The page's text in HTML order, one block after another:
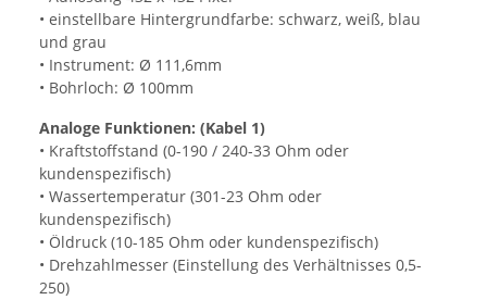
• einstellbare Hintergrundfarbe: schwarz, weiß, blau
und grau
• Instrument: Ø 111,6mm
• Bohrloch: Ø 100mm
Analoge Funktionen: (Kabel 1)
• Kraftstoffstand (0-190 / 240-33 Ohm oder
kundenspezifisch)
• Wassertemperatur (301-23 Ohm oder
kundenspezifisch)
• Öldruck (10-185 Ohm oder kundenspezifisch)
• Drehzahlmesser (Einstellung des Verhältnisses 0,5-
250)